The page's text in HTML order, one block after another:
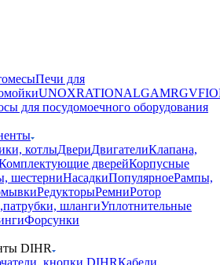
Печи для
UNOXRATIONALGAMRGV
для посудомоечного оборудования
котлыДвериДвигателиКлапана,
дверейКорпусные
шестерниНасадкиПопулярноеРампы,
РедукторыРемниРотор
шлангиУплотнительные
Форсунки
DIHR
кнопки DIHRКабели,